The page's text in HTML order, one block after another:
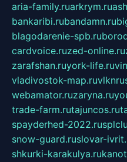
aria-family.ruarkrym.ru
bankaribi.rubandamn.ru
blagodarenie-spb.ru
cardvoice.ruzed-online.ru
zarafshan.ruyork-life.ru
vladivostok-map.ru
webamator.ruzaryna.ru
trade-farm.rutajuncos.ru
spayderhed-2022.ru
snow-guard.ruslovar-
shkurki-karakulya.ru